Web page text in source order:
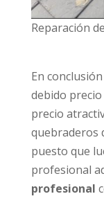
Reparación
En
debido
precio
quebraderos
puesto que
profesional
profesional